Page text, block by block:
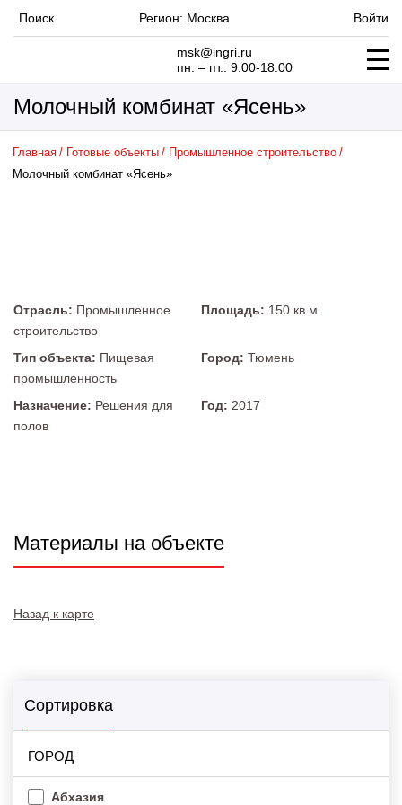
Поиск Регион: Москва Войти
msk@ingri.ru
пн. – пт.: 9.00-18.00
Молочный комбинат «Ясень»
Сортировка
ГОРОД
Абхазия
Главная Готовые объекты
Промышленное строительство
Молочный комбинат «Ясень»
Отрасль: Промышленное
строительство
Площадь: 150 кв.м.
Тип объекта: Пищевая
промышленность
Город: Тюмень
Назначение: Решения для
полов
Год: 2017
Материалы на объекте
Назад к карте